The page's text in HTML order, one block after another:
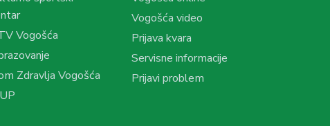
Vogošća
Zdravlja Vogošća
Vogošća video
Prijava kvara
Servisne informacije
Prijavi problem